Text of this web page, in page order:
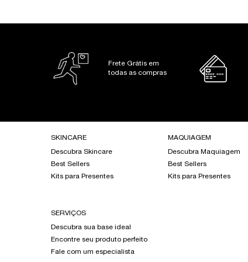
Frete Grátis em
todas as compras
SKINCARE
Descubra Skincare
Best Sellers
Kits para Presentes
SERVIÇOS
Descubra sua base ideal
Encontre seu produto perfeito
Fale com um especialista
MAQUIAGEM
Descubra Maquiagem
Best Sellers
Kits para Presentes